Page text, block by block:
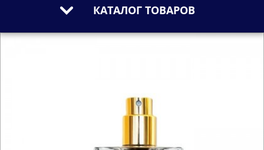
КАТАЛОГ ТОВАРОВ